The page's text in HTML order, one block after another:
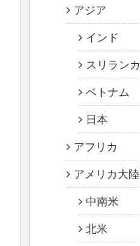
アジア
インド
スリランカ
ベトナム
日本
アフリカ
アメリカ大陸
中南米
北米